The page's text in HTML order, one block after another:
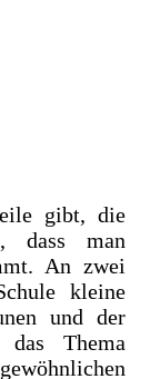
gibt, die
dass man
An zwei
kleine
und der
Thema